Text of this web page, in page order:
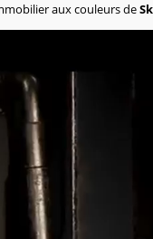
aux couleurs de